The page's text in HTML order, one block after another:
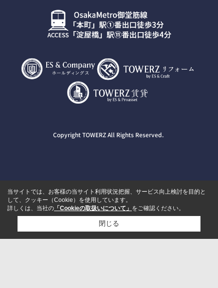
Copyright TOWERZ All Rights Reserved.
当サイトでは、お客様の当サイト利用状況把握、サービス向上検討を目的と
して、クッキー（Cookie）を使用しています。
詳しくは、当社の 「Cookieの取扱いについて」 をご確認ください。
閉じる